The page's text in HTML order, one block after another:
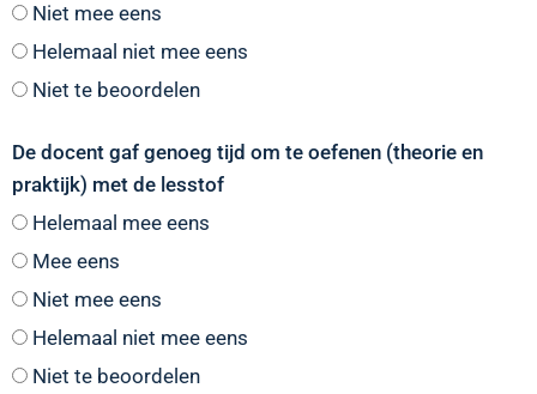
Niet mee eens
Helemaal niet mee eens
Niet te beoordelen
De docent gaf genoeg tijd om te oefenen (theorie en
praktijk) met de lesstof
Helemaal mee eens
Mee eens
Niet mee eens
Helemaal niet mee eens
Niet te beoordelen